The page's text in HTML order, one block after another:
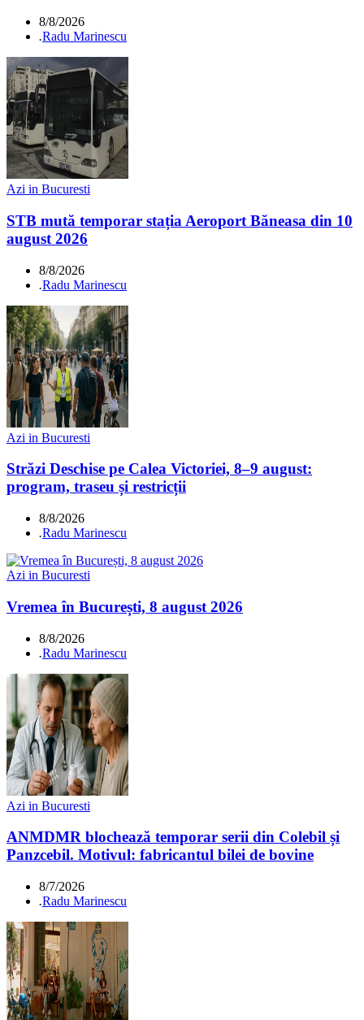
8/8/2026
.Radu Marinescu
Azi in Bucuresti
STB mută temporar stația Aeroport Băneasa din 10
august 2026
8/8/2026
.Radu Marinescu
Azi in Bucuresti
Străzi Deschise pe Calea Victoriei, 8–9 august:
program, traseu și restricții
8/8/2026
.Radu Marinescu
Azi in Bucuresti
Vremea în București, 8 august 2026
8/8/2026
.Radu Marinescu
Azi in Bucuresti
ANMDMR blochează temporar serii din Colebil și
Panzcebil. Motivul: fabricantul bilei de bovine
8/7/2026
.Radu Marinescu